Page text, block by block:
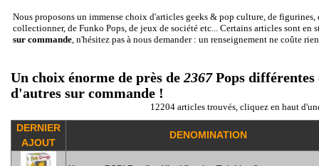
Nous proposons un immense choix d'articles geeks & pop culture, de figurines,
collectionner, de Funko Pops, de jeux de société etc... Certains articles sont en
sur commande, n'hésitez pas à nous demander : un renseignement ne coûte
Un choix énorme de près de 2367Pops différentes
d'autres sur commande !
12204 articles trouvés, cliquez en haut
DERNIER
AJOUT
DENOMINATION